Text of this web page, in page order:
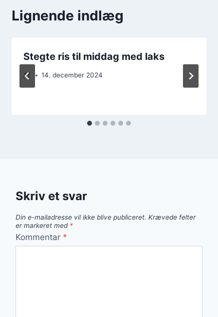
Lignende indlæg
Stegte ris til middag med laks
Af 14. december 2024
Skriv et svar
Din e-mailadresse vil ikke blive publiceret. Krævede felter
er markeret med *
Kommentar *